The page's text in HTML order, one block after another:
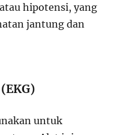
hipotensi, yang
jantung dan
untuk